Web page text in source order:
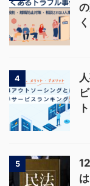
4
5